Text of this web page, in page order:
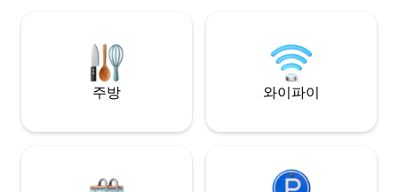
2명과 함께 잠시
주방 와이파이